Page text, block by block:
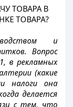
ТОВАРА В
ТОВАРА?
и
Вопрос
в рекламных
(какие
налоги она
делается
с тем, что